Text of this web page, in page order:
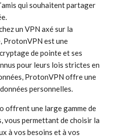
qui souhaitent partager
un VPN axé sur la
ProtonVPN est une
de pointe et ses
pour leurs lois strictes en
ProtonVPN offre une
personnelles.
offrent une large gamme de
vous permettant de choisir la
à vos besoins et à vos